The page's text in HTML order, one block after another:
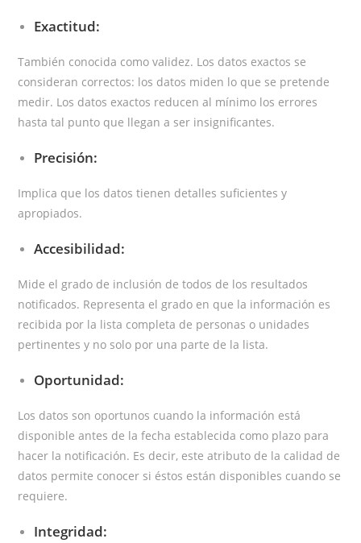
Exactitud:
También conocida como validez. Los datos exactos se
consideran correctos: los datos miden lo que se pretende
medir. Los datos exactos reducen al mínimo los errores
hasta tal punto que llegan a ser insignificantes.
Precisión:
Implica que los datos tienen detalles suficientes y
apropiados.
Accesibilidad:
Mide el grado de inclusión de todos de los resultados
notificados. Representa el grado en que la información es
recibida por la lista completa de personas o unidades
pertinentes y no solo por una parte de la lista.
Oportunidad:
Los datos son oportunos cuando la información está
disponible antes de la fecha establecida como plazo para
hacer la notificación. Es decir, este atributo de la calidad de
datos permite conocer si éstos están disponibles cuando se
requiere.
Integridad: